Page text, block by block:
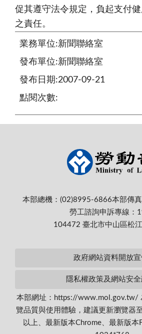
促其遵守法令規定，負起支付
之責任。
業務單位:新聞聯絡室
發布單位:新聞聯絡室
發布日期:2007-09-21
點閱次數:
本部總機：(02)8995-6866本部傳
勞工諮詢申訴專線：
104472 臺北市中山區松
政府網站資料開放
隱私權政策及網站安
本部網址：https://www.mol.gov.tw/
覽品質與使用體驗，建議更新瀏覽器
以上、最新版本Chrome、最新版本